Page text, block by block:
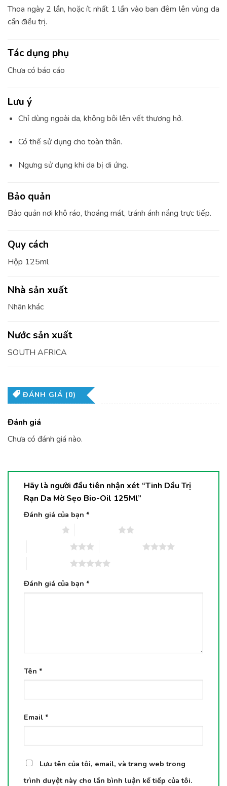
Thoa ngày 2 lần, hoặc ít nhất 1 lần vào ban đêm lên vùng da
cần điều trị.
Tác dụng phụ
Chưa có báo cáo
Lưu ý
Chỉ dùng ngoài da, không bôi lên vết thương hở.
Có thể sử dụng cho toàn thân.
Ngưng sử dụng khi da bị di ứng.
Bảo quản
Bảo quản nơi khô ráo, thoáng mát, tránh ánh nắng trực tiếp.
Quy cách
Hộp 125ml
Nhà sản xuất
Nhãn khác
Nước sản xuất
SOUTH AFRICA
ĐÁNH GIÁ (0)
Đánh giá
Chưa có đánh giá nào.
Hãy là người đầu tiên nhận xét “Tinh Dầu Trị
Rạn Da Mờ Sẹo Bio-Oil 125Ml”
Đánh giá của bạn *
Đánh giá của bạn *
Tên *
Email *
Lưu tên của tôi, email, và trang web trong
trình duyệt này cho lần bình luận kế tiếp của tôi.